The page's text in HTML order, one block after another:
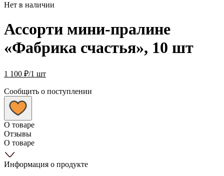
Нет в наличии
Ассорти мини-пралине
«Фабрика счастья», 10 шт
1 100 ₽/1 шт
Сообщить о поступлении
О товаре
Отзывы
О товаре
Информация о продукте